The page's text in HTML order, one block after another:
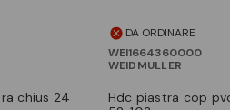
DA ORDINARE
WEI1664360000
WEIDMULLER
hdc piastra cop pvc